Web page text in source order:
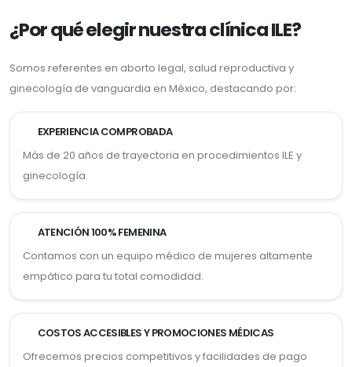
¿Por qué elegir nuestra clínica ILE?
Somos referentes en aborto legal, salud reproductiva y
ginecología de vanguardia en México, destacando por:
EXPERIENCIA COMPROBADA
Más de 20 años de trayectoria en procedimientos ILE y
ginecología.
ATENCIÓN 100% FEMENINA
Contamos con un equipo médico de mujeres altamente
empático para tu total comodidad.
COSTOS ACCESIBLES Y PROMOCIONES MÉDICAS
Ofrecemos precios competitivos y facilidades de pago